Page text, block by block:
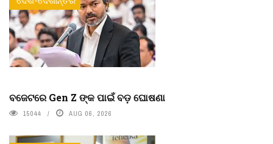
ବଜେଟରେ Gen Z ଙ୍କ ପାଇଁ ବଡ଼ ଘୋଷଣା
15044 AUG 06, 2026